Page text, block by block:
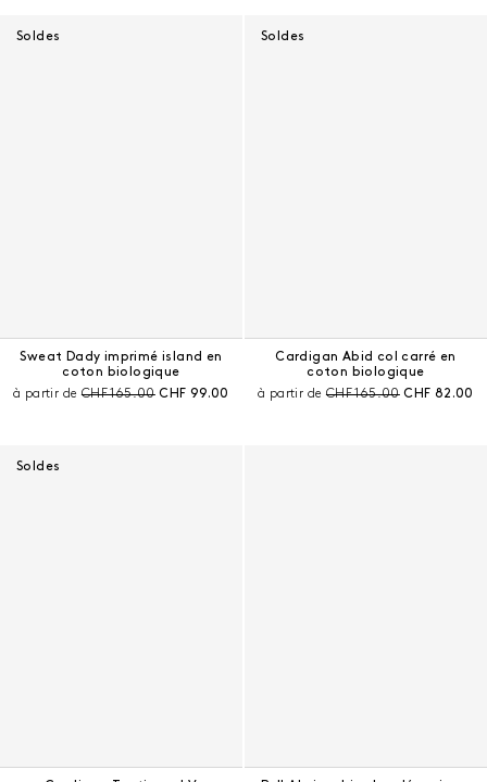
Soldes
Sweat Dady imprimé island en
coton biologique
à partir dePrix avant remise :
CHF 165.00 Prix courant :
CHF 99.00
Soldes
Cardigan Abid col carré en
coton biologique
à partir dePrix avant remise :
CHF 165.00 Prix courant
CHF 82.00
Soldes